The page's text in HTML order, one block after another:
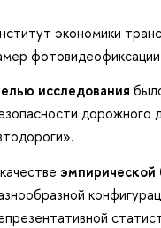
экономики
исследования
дорожного
эмпирической